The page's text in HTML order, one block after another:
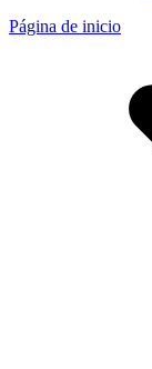
Página de inicio